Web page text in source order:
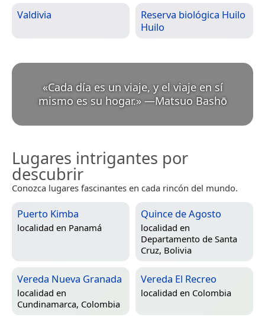
Valdivia
Reserva biológica Huilo
Huilo
«Cada día es un viaje, y el viaje en sí
mismo es su hogar.» —Matsuo Bashō
Lugares intrigantes por
descubrir
Conozca lugares fascinantes en cada rincón del mundo.
Puerto Kimba
localidad en Panamá
Quince de Agosto
localidad en
Departamento de Santa
Cruz, Bolivia
Vereda Nueva Granada
localidad en
Cundinamarca, Colombia
Vereda El Recreo
localidad en Colombia